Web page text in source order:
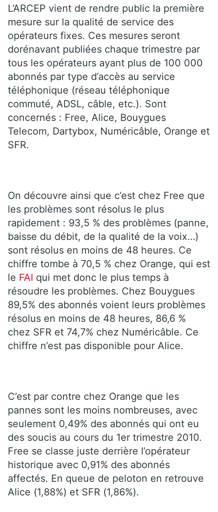
L’ARCEP vient de rendre public la première
mesure sur la qualité de service des
opérateurs fixes. Ces mesures seront
dorénavant publiées chaque trimestre par
tous les opérateurs ayant plus de 100 000
abonnés par type d’accès au service
téléphonique (réseau téléphonique
commuté, ADSL, câble, etc.). Sont
concernés : Free, Alice, Bouygues
Telecom, Dartybox, Numéricâble, Orange et
SFR.
On découvre ainsi que c’est chez Free que
les problèmes sont résolus le plus
rapidement : 93,5 % des problèmes (panne,
baisse du débit, de la qualité de la voix…)
sont résolus en moins de 48 heures. Ce
chiffre tombe à 70,5 % chez Orange, qui est
le FAI qui met donc le plus temps à
résoudre les problèmes. Chez Bouygues
89,5% des abonnés voient leurs problèmes
résolus en moins de 48 heures, 86,6 %
chez SFR et 74,7% chez Numéricâble. Ce
chiffre n’est pas disponible pour Alice.
C’est par contre chez Orange que les
pannes sont les moins nombreuses, avec
seulement 0,49% des abonnés qui ont eu
des soucis au cours du 1er trimestre 2010.
Free se classe juste derrière l’opérateur
historique avec 0,91% des abonnés
affectés. En queue de peloton en retrouve
Alice (1,88%) et SFR (1,86%).